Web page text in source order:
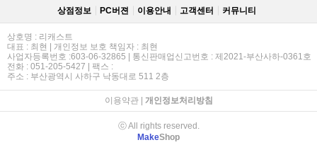
상점정보 PC버젼 이용안내 고객센터 커뮤니티
상호명 : 리캐스트
대표 : 최현 | 개인정보 보호 책임자 : 최현
사업자등록번호 :603-06-32865 | 통신판매업신고번호 : 제2021-부산사하-0361호
전화 : 051-205-5427 | 팩스 :
주소 : 부산광역시 사하구 낙동대로 511 2층
이용약관| 개인정보처리방침
ⓒ All rights reserved.
MakeShop